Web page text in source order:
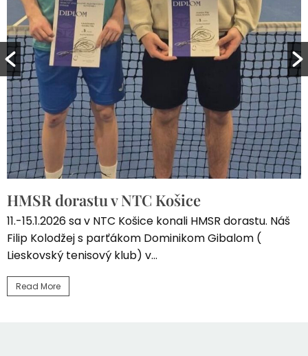
HMSR dorastu v NTC Košice
11.-15.1.2026 sa v NTC Košice konali HMSR dorastu. Náš
Filip Kolodžej s parťákom Dominikom Gibalom (
Lieskovský tenisový klub) v…
Read More